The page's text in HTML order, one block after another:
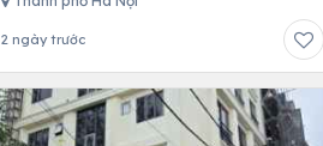
2 ngày trước